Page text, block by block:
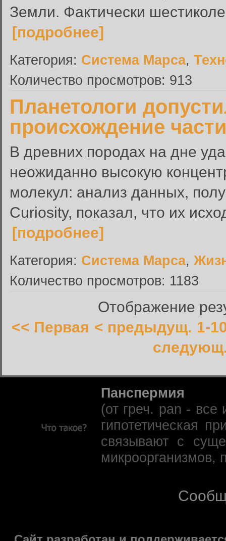
Земли. Фактически
[подробнее]
Категория: Система Марса,
Количество просмотров: 913
Планетологи
происхождение
В древних породах на дне
неожиданно высокую
молекул: анализ данных,
Curiosity, показал, что их
[подробнее]
Категория: Система Марса,
Количество просмотров: 1183
Отображение
<< Первая < предыдущ. 1-
Панспермия
(от греч. pan -
гипотетическая
связывают с